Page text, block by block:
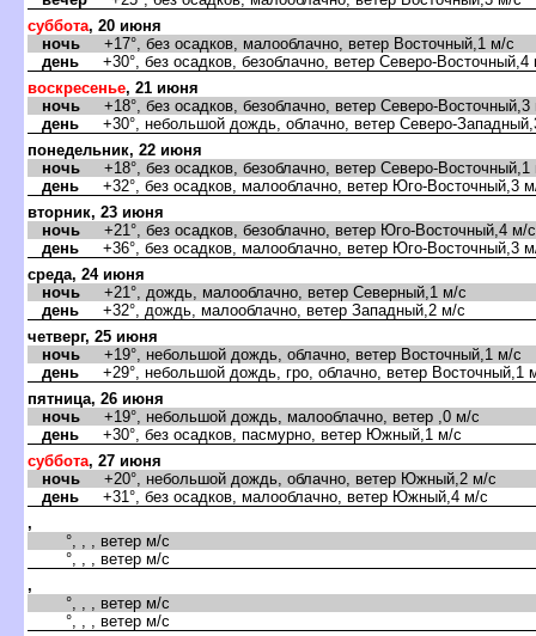
суббота, 20 июня
ночь +17°, без осадков, малооблачно, ветер Восточный,1 м/с
день +30°, без осадков, безоблачно, ветер Северо-Восточный,4
оскресенье, 21 июня
ночь +18°, без осадков, безоблачно, ветер Северо-Восточный,3
день +30°, небольшой дождь, облачно, ветер Северо-
понедельник, 22 июня
ночь +18°, без осадков, безоблачно, ветер Северо-Восточный,1
день +32°, без осадков, малооблачно, ветер Юго-Восточный,3
торник, 23 июня
ночь +21°, без осадков, безоблачно, ветер Юго-Восточный,4 м/с
день +36°, без осадков, малооблачно, ветер Юго-Восточный,3
среда, 24 июня
ночь +21°, дождь, малооблачно, ветер Северный,1 м/с
день +32°, дождь, малооблачно, ветер Западный,2 м/с
четверг, 25 июня
ночь +19°, небольшой дождь, облачно, ветер Восточный,1 м/с
день +29°, небольшой дождь, гро, облачно, ветер Восточный,1
пятница, 26 июня
ночь +19°, небольшой дождь, малооблачно, ветер ,0 м/с
день +30°, без осадков, пасмурно, ветер Южный,1 м/с
суббота, 27 июня
ночь +20°, небольшой дождь, облачно, ветер Южный,2 м/с
день +31°, без осадков, малооблачно, ветер Южный,4 м/с
,
°, , , ветер м/с
°, , , ветер м/с
,
°, , , ветер м/с
°, , , ветер м/с